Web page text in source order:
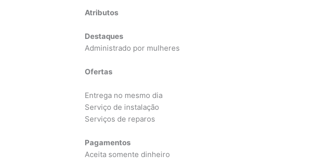
Atributos
Destaques
Administrado por mulheres
Ofertas
Entrega no mesmo dia
Serviço de instalação
Serviços de reparos
Pagamentos
Aceita somente dinheiro